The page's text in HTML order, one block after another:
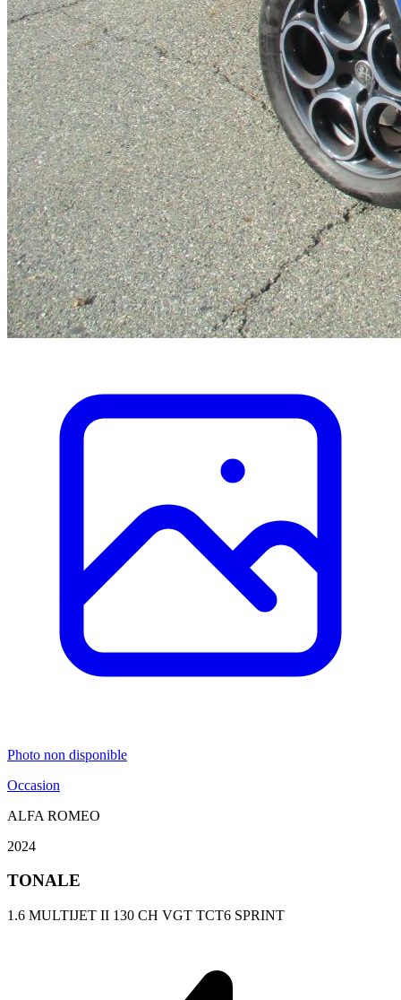
Photo non disponible
Occasion
ALFA ROMEO
2024
TONALE
1.6 MULTIJET II 130 CH VGT TCT6 SPRINT